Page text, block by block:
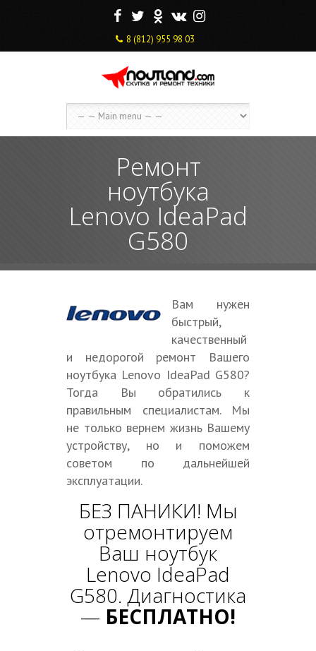
F T O V I
8 (812) 955 98 03
Ремонт
ноутбука
Lenovo IdeaPad
G580
Вам нужен
быстрый,
качественный
и недорогой ремонт Вашего
ноутбука Lenovo IdeaPad G580?
Тогда Вы обратились к
правильным специалистам. Мы
не только вернем жизнь Вашему
устройству, но и поможем
советом по дальнейшей
эксплуатации.
БЕЗ ПАНИКИ! Мы
отремонтируем
Ваш ноутбук
Lenovo IdeaPad
G580. Диагностика
— БЕСПЛАТНО!